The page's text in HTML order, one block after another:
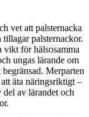
vet att palsternacka
palsternackor.
vikt för hälsosamma
ungas lärande om
Merparten
äta näringsriktigt –
av lärandet och